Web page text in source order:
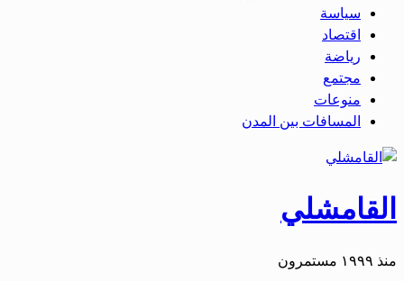
سياسة
اقتصاد
رياضة
مجتمع
منوعات
المسافات بين المدن
القامشلي
منذ ١٩٩٩ مستمرون